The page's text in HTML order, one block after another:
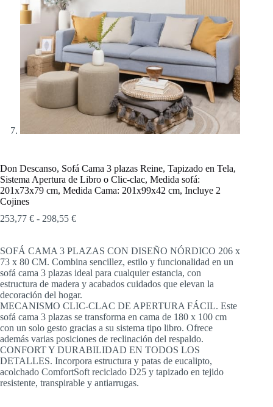
Don Descanso, Sofá Cama 3 plazas Reine, Tapizado en Tela,
Sistema Apertura de Libro o Clic-clac, Medida sofá:
201x73x79 cm, Medida Cama: 201x99x42 cm, Incluye 2
Cojines
253,77 € - 298,55 €Rango
desde
253,77 €
hasta
298,55 €
SOFÁ CAMA 3 PLAZAS CON DISEÑO NÓRDICO 206 x
73 x 80 CM. Combina sencillez, estilo y funcionalidad en un
sofá cama 3 plazas ideal para cualquier estancia, con
estructura de madera y acabados cuidados que elevan la
decoración del hogar.
MECANISMO CLIC-CLAC DE APERTURA FÁCIL. Este
sofá cama 3 plazas se transforma en cama de 180 x 100 cm
con un solo gesto gracias a su sistema tipo libro. Ofrece
además varias posiciones de reclinación del respaldo.
CONFORT Y DURABILIDAD EN TODOS LOS
DETALLES. Incorpora estructura y patas de eucalipto,
acolchado ComfortSoft reciclado D25 y tapizado en tejido
resistente, transpirable y antiarrugas.